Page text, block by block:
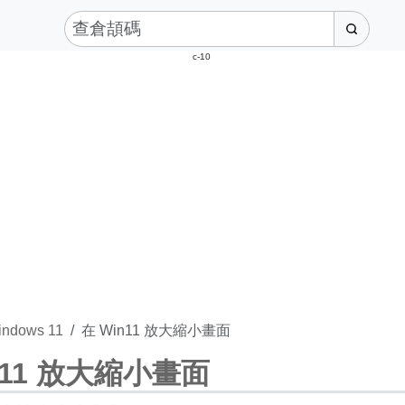
c-10
11 在 Win11 放大縮小畫面
放大縮小畫面